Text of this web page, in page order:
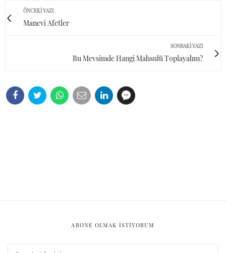
ÖNCEKI YAZI
Manevi Afetler
SONRAKI YAZI
Bu Mevsimde Hangi Mahsulü Toplayalım?
ABONE OLMAK ISTIYORUM